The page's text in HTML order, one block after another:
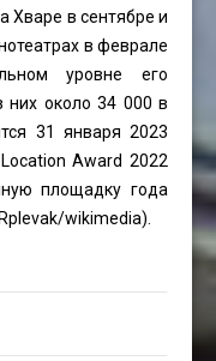
Хваре в сентябре и
в феврале
уровне его
них около 34 000 в
31 января 2023
Award 2022
площадку года
Rplevak/wikimedia).